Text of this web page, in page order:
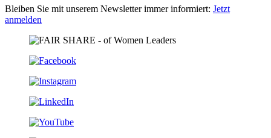
Bleiben Sie mit unserem Newsletter immer informiert: Jetzt
anmelden